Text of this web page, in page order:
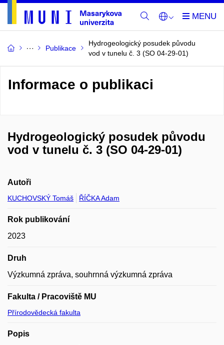
Publikace
Hydrogeologický posudek původu
vod v tunelu č. 3 (SO 04-29-01)
Informace o publikaci
Hydrogeologický posudek původu
vod v tunelu č. 3 (SO 04-29-01)
Autoři
KUCHOVSKÝ Tomáš ŘÍČKA Adam
Rok publikování
2023
Druh
Výzkumná zpráva, souhrnná výzkumná zpráva
Fakulta / Pracoviště MU
Přírodovědecká fakulta
Popis